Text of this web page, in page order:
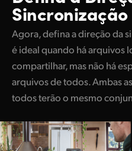
Sincronização
Agora, defina a direção da
é ideal quando há arquivos
compartilhar, mas não há
arquivos de todos. Ambas
todos terão o mesmo